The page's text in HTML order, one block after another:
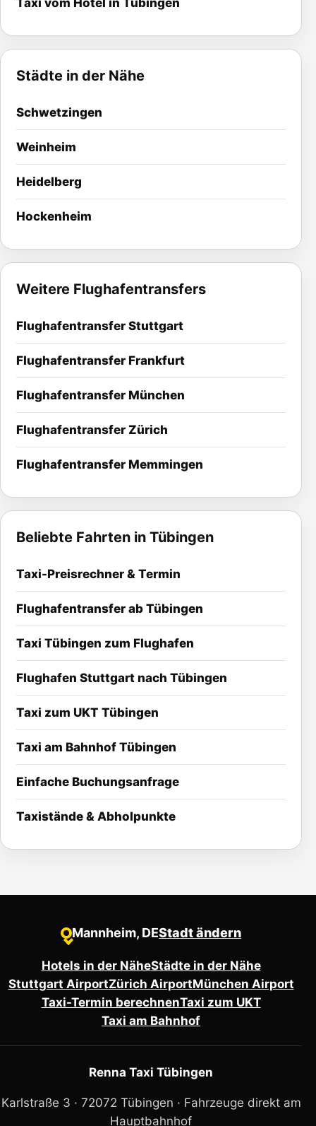
Taxi vom Hotel in Tübingen
Städte in der Nähe
Schwetzingen
Weinheim
Heidelberg
Hockenheim
Weitere Flughafentransfers
Flughafentransfer Stuttgart
Flughafentransfer Frankfurt
Flughafentransfer München
Flughafentransfer Zürich
Flughafentransfer Memmingen
Beliebte Fahrten in Tübingen
Taxi-Preisrechner & Termin
Flughafentransfer ab Tübingen
Taxi Tübingen zum Flughafen
Flughafen Stuttgart nach Tübingen
Taxi zum UKT Tübingen
Taxi am Bahnhof Tübingen
Einfache Buchungsanfrage
Taxistände & Abholpunkte
●Mannheim, DEStadt ändern
Hotels in der NäheStädte in der Nähe
Stuttgart AirportZürich AirportMünchen Airport
Taxi-Termin berechnenTaxi zum UKT
Taxi am Bahnhof
Renna Taxi Tübingen
Karlstraße 3 · 72072 Tübingen · Fahrzeuge direkt am
Hauptbahnhof